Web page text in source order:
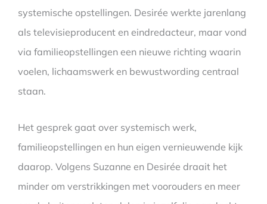
systemische opstellingen. Desirée werkte jarenlang
als televisieproducent en eindredacteur, maar vond
via familieopstellingen een nieuwe richting waarin
voelen, lichaamswerk en bewustwording centraal
staan.
Het gesprek gaat over systemisch werk,
familieopstellingen en hun eigen vernieuwende kijk
daarop. Volgens Suzanne en Desirée draait het
minder om verstrikkingen met voorouders en meer